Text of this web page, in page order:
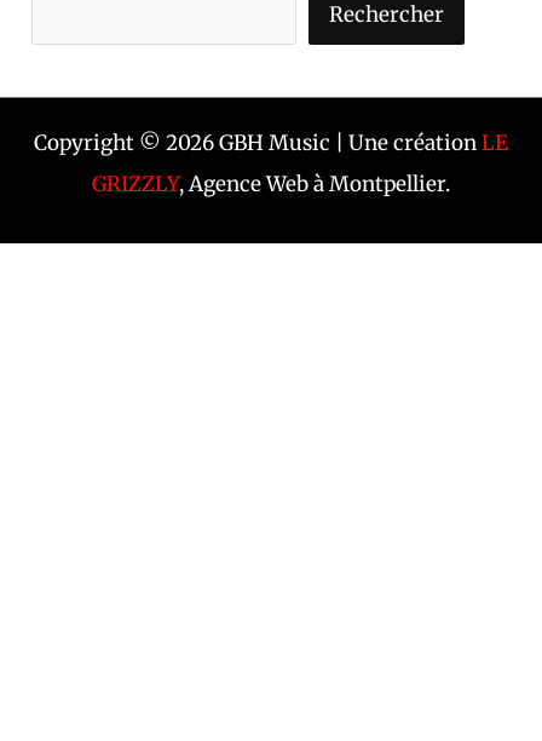
Rechercher
Copyright © 2026 GBH Music | Une créationLE
GRIZZLY, Agence Web à Montpellier.